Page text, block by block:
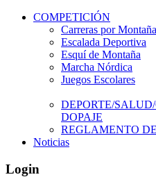
COMPETICIÓN
Carreras por Montaña
Escalada Deportiva
Esquí de Montaña
Marcha Nórdica
Juegos Escolares
DEPORTE/
DOPAJE
REGLAMENTO
Noticias
Login